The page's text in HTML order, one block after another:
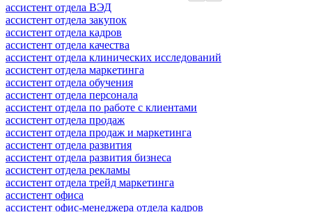
ассистент отдела ВЭД
ассистент отдела закупок
ассистент отдела кадров
ассистент отдела качества
ассистент отдела клинических исследований
ассистент отдела маркетинга
ассистент отдела обучения
ассистент отдела персонала
ассистент отдела по работе с клиентами
ассистент отдела продаж
ассистент отдела продаж и маркетинга
ассистент отдела развития
ассистент отдела развития бизнеса
ассистент отдела рекламы
ассистент отдела трейд маркетинга
ассистент офиса
ассистент офис-менеджера отдела кадров